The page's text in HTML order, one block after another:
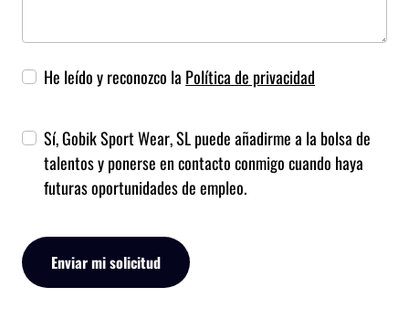
He leído y reconozco la Política de privacidad
Sí, Gobik Sport Wear, SL puede añadirme a la bolsa de
talentos y ponerse en contacto conmigo cuando haya
futuras oportunidades de empleo.
Enviar mi solicitud